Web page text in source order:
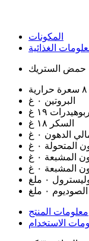
المكونات
الغذائية
حمض الستريك
حرارية
البروتين ٠ غ
١٩ غ
السكر ١٨ غ
الدهون ٠ غ
المتحولة ٠ غ
المشبعة ٠ غ
المشبعة ٠ غ
٠ ملغ
الصوديوم ٠ ملغ
معلومات المنتج
الاستخدام